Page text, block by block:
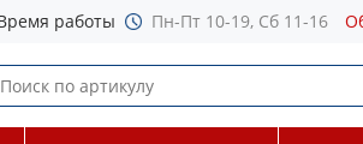
работы Пн-Пт 10-19, Сб 11-16